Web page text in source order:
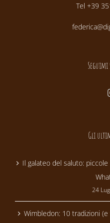
Tel +39
Gli
Il galateo del saluto:
24
Wimbledon: 10 tradizioni